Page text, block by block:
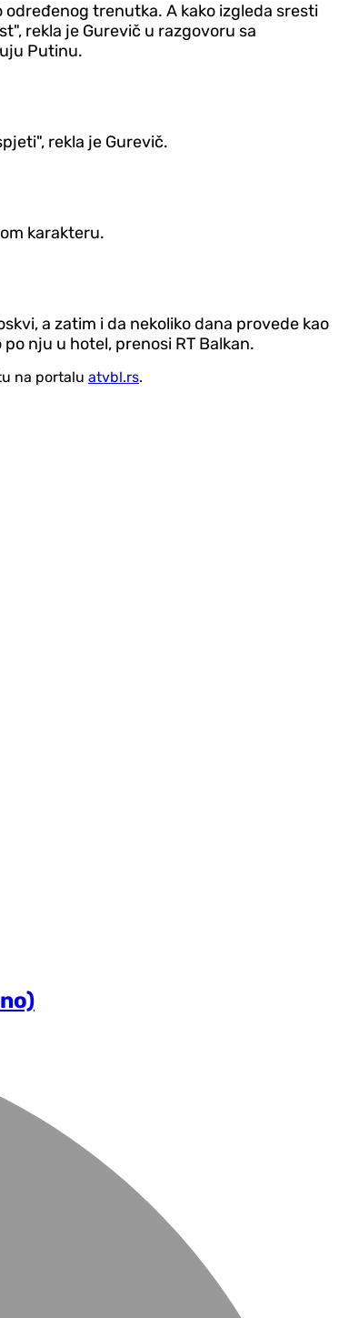
trenutka. A kako izgleda sresti
rekla je Gurevič u razgovoru sa
Putinu.
rekla je Gurevič.
karakteru.
a zatim i da nekoliko dana provede kao
nju u hotel, prenosi RT Balkan.
na portalu atvbl.rs.